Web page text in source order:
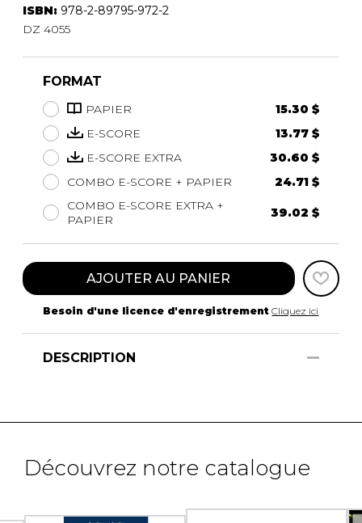
ISBN: 978-2-89795-972-2
DZ 4055
FORMAT
PAPIER
15.30 $
E-SCORE
13.77 $
E-SCORE EXTRA
30.60 $
COMBO E-SCORE + PAPIER
24.71 $
COMBO E-SCORE EXTRA +
PAPIER
39.02 $
AJOUTER AU PANIER
Besoin d'une licence d'enregistrement Cliquez ici
DESCRIPTION
Découvrez notre catalogue